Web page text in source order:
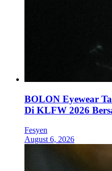
BOLON Eyewear
Di KLFW 2026
Fesyen
August 6, 2026